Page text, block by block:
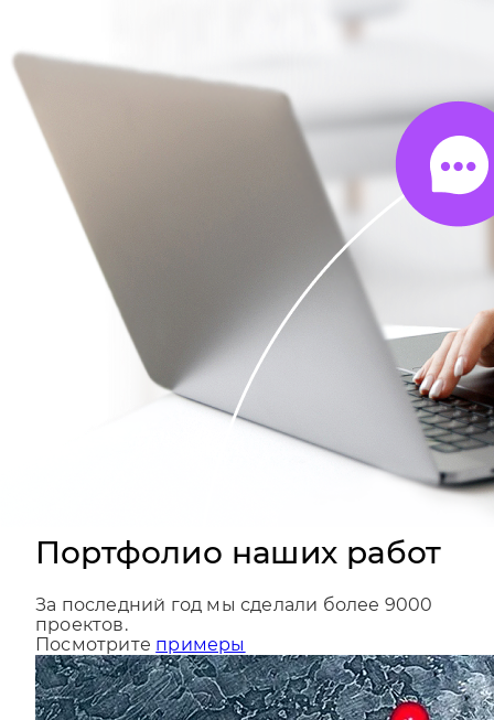
Портфолио наших работ
За последний год мы сделали более 9000
проектов.
Посмотритепримеры